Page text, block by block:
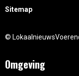
Sitemap
©
Omgeving